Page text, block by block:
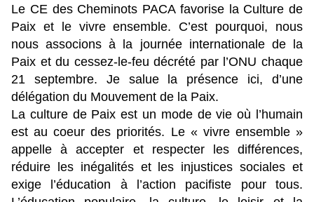
Le CE des Cheminots PACA favorise la Culture de
Paix et le vivre ensemble. C’est pourquoi, nous
nous associons à la journée internationale de la
Paix et du cessez-le-feu décrété par l’ONU chaque
21 septembre. Je salue la présence ici, d’une
délégation du Mouvement de la Paix.
La culture de Paix est un mode de vie où l’humain
est au coeur des priorités. Le « vivre ensemble »
appelle à accepter et respecter les différences,
réduire les inégalités et les injustices sociales et
exige l’éducation à l’action pacifiste pour tous.